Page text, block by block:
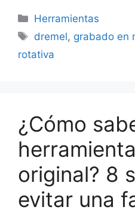
Categorías
Herramientas
Etiquetas
dremel, grabado en
rotativa
¿Cómo
original? 8
evitar una